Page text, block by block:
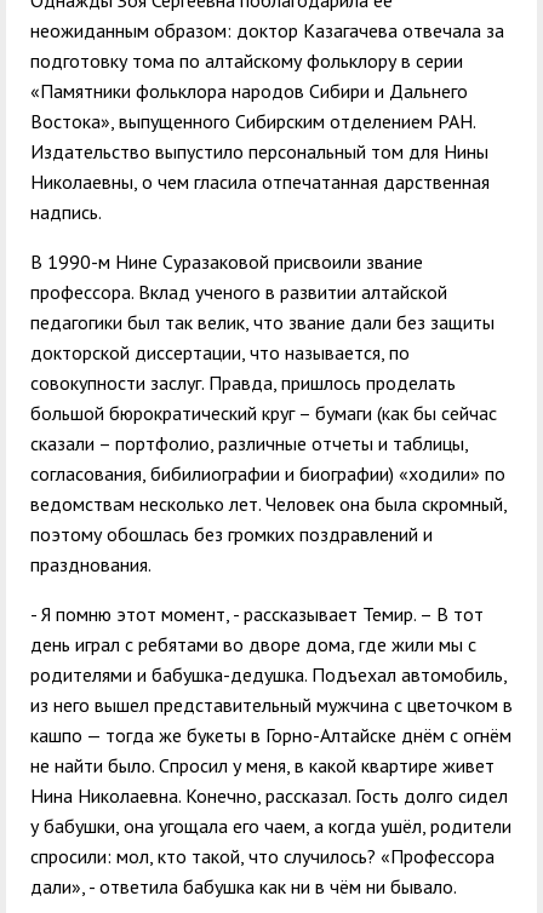
неожиданным образом: доктор Казагачева отвечала за
подготовку тома по алтайскому фольклору в серии
«Памятники фольклора народов Сибири и Дальнего
Востока», выпущенного Сибирским отделением РАН.
Издательство выпустило персональный том для Нины
Николаевны, о чем гласила отпечатанная дарственная
надпись.
В 1990-м Нине Суразаковой присвоили звание
профессора. Вклад ученого в развитии алтайской
педагогики был так велик, что звание дали без защиты
докторской диссертации, что называется, по
совокупности заслуг. Правда, пришлось проделать
большой бюрократический круг – бумаги (как бы сейчас
сказали – портфолио, различные отчеты и таблицы,
согласования, бибилиографии и биографии) «ходили» по
ведомствам несколько лет. Человек она была скромный,
поэтому обошлась без громких поздравлений и
празднования.
- Я помню этот момент, - рассказывает Темир. – В тот
день играл с ребятами во дворе дома, где жили мы с
родителями и бабушка-дедушка. Подъехал автомобиль,
из него вышел представительный мужчина с цветочком в
кашпо — тогда же букеты в Горно-Алтайске днём с огнём
не найти было. Спросил у меня, в какой квартире живет
Нина Николаевна. Конечно, рассказал. Гость долго сидел
у бабушки, она угощала его чаем, а когда ушёл, родители
спросили: мол, кто такой, что случилось? «Профессора
дали», - ответила бабушка как ни в чём ни бывало.